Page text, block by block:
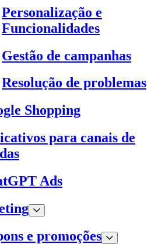
Personalização e
Funcionalidades
Gestão de campanhas
Resolução de problemas
Shopping
para canais de
Ads
e promoções